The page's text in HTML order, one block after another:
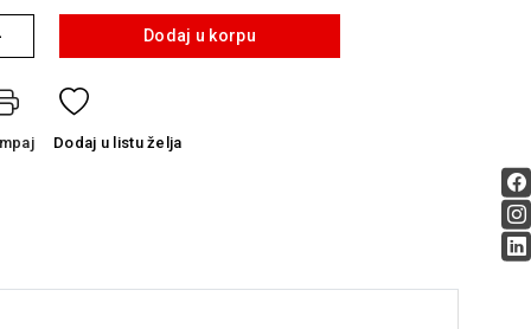
Dodaj u korpu
Dodaj u listu želja